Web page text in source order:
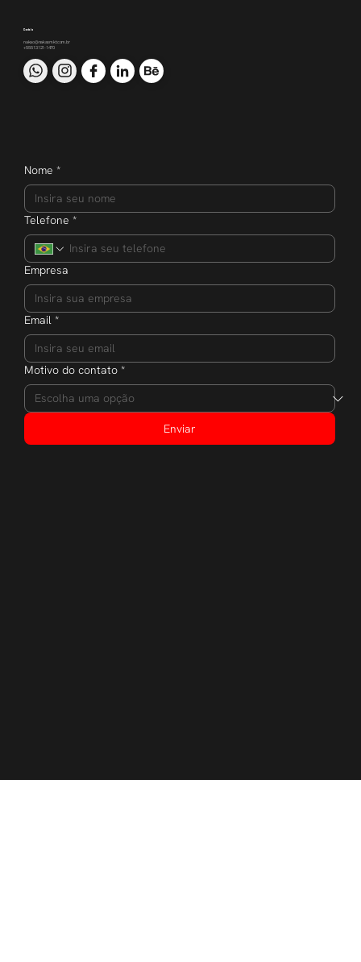
Contato
nakao@nakaomkt.com.br
+55 51 3121-1470
Nome *
Telefone *
Empresa
Email *
Motivo do contato *
Enviar